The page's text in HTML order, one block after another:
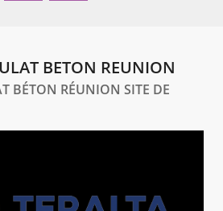
BETON REUNION
BÉTON RÉUNION SITE DE